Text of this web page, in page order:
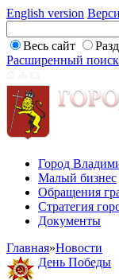
English version
Весь сайт
Расширенный поиск
Город
Малый бизнес
Обращения
Стратегия
Документы
Главная»Новости
День Победы